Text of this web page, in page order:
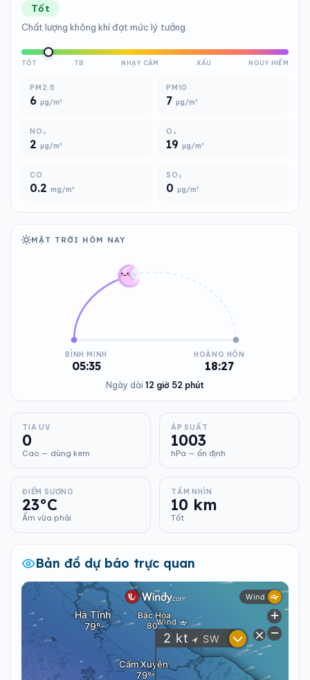
Tốt
Chất lượng không khí đạt mức lý tưởng.
TỐT TB NHẠY CẢM XẤU NGUY HIỂM
PM2.5
6 µg/m³
PM10
7 µg/m³
NO₂
2 µg/m³
O₃
19 µg/m³
CO
0.2 mg/m³
SO₂
0 µg/m³
MẶT TRỜI HÔM NAY
BÌNH MINH
05:35
HOÀNG HÔN
18:27
Ngày dài 12 giờ 52 phút
TIA UV
0
Cao — dùng kem
ÁP SUẤT
1003
hPa — ổn định
ĐIỂM SƯƠNG
23°C
Ẩm vừa phải
TẦM NHÌN
10 km
Tốt
Bản đồ dự báo trực quan